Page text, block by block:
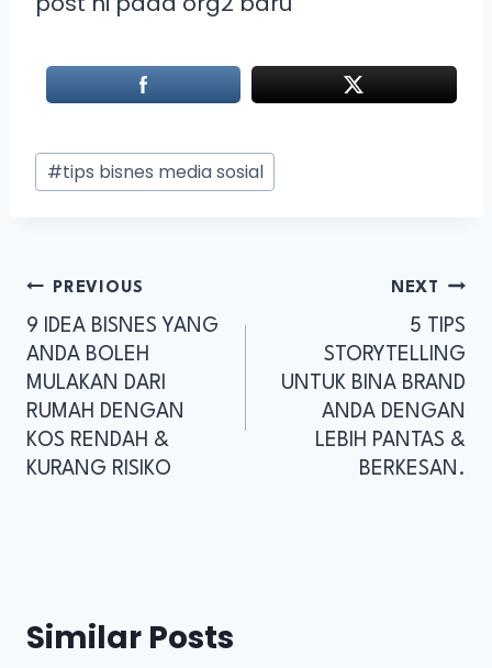
#tips bisnes media sosial
PREVIOUS
9 IDEA BISNES YANG
ANDA BOLEH
MULAKAN DARI
RUMAH DENGAN
KOS RENDAH &
KURANG RISIKO
NEXT
5 TIPS
STORYTELLING
UNTUK BINA BRAND
ANDA DENGAN
LEBIH PANTAS &
BERKESAN.
Similar Posts